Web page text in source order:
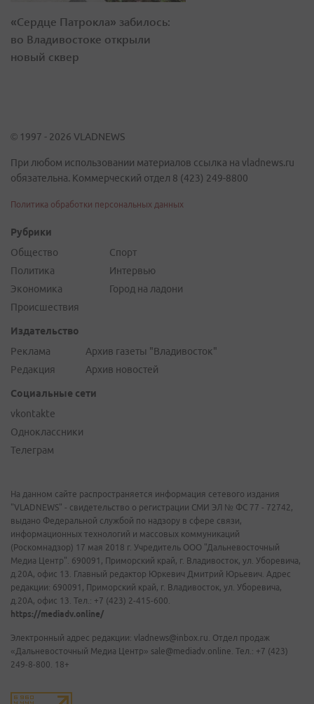
«Сердце Патрокла» забилось:
во Владивостоке открыли
новый сквер
© 1997 - 2026 VLADNEWS
При любом использовании материалов ссылка на vladnews.ru
обязательна. Коммерческий отдел 8 (423) 249-8800
Политика обработки персональных данных
Рубрики
Общество
Политика
Экономика
Происшествия
Спорт
Интервью
Город на ладони
Издательство
Реклама
Редакция
Архив газеты "Владивосток"
Архив новостей
Социальные сети
vkontakte
Одноклассники
Телеграм
На данном сайте распространяется информация сетевого издания
"VLADNEWS" - свидетельство о регистрации СМИ ЭЛ № ФС 77 - 72742,
выдано Федеральной службой по надзору в сфере связи,
информационных технологий и массовых коммуникаций
(Роскомнадзор) 17 мая 2018 г. Учредитель ООО "Дальневосточный
Медиа Центр". 690091, Приморский край, г. Владивосток, ул. Уборевича,
д.20А, офис 13. Главный редактор Юркевич Дмитрий Юрьевич. Адрес
редакции: 690091, Приморский край, г. Владивосток, ул. Уборевича,
д.20А, офис 13. Тел.: +7 (423) 2-415-600.
https://mediadv.online/
Электронный адрес редакции: vladnews@inbox.ru. Отдел продаж
«Дальневосточный Медиа Центр» sale@mediadv.online. Тел.: +7 (423)
249-8-800. 18+